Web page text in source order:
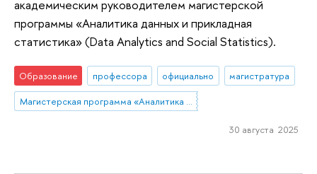
академическим руководителем магистерской
программы «Аналитика данных и прикладная
статистика» (Data Analytics and Social Statistics).
Образование профессора официально
магистратура
Магистерская программа «Аналитика данных и прикладная статистика / Data Analytics and Social Statistics»
30 августа 2025